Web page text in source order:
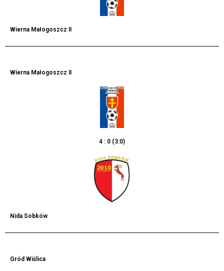
Wierna Małogoszcz II
Wierna Małogoszcz II
4 : 0 (3:0)
Nida Sobków
Gród Wiślica